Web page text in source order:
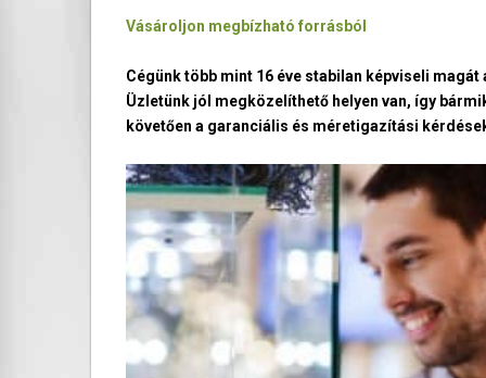
Vásároljon megbízható forrásból
Cégünk több mint 16 éve stabilan képviseli
Üzletünk jól megközelíthető helyen van, így
követően a garanciális és méretigazítási